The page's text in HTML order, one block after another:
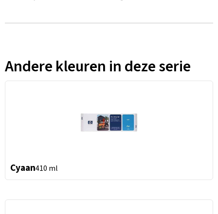
Andere kleuren in deze serie
Cyaan410 ml